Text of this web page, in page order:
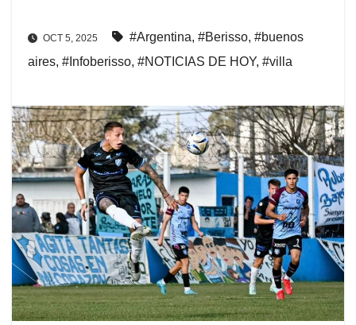
OCT 5, 2025 #Argentina, #Berisso, #buenos
aires, #Infoberisso, #NOTICIAS DE HOY, #villa